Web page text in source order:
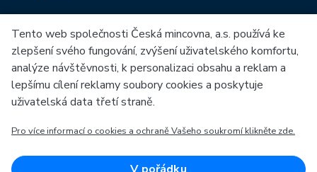
Mezi naše partnery patří:
Evropská unie
OP Podnikání a inovace pro konkurenceschopnost
Tento web společnosti Česká mincovna, a.s. používá ke
zlepšení svého fungování, zvýšení uživatelského komfortu,
analýze návštěvnosti, k personalizaci obsahu a reklam a
lepšímu cílení reklamy soubory cookies a poskytuje
uživatelská data třetí straně.
Pro více informací o cookies a ochraně Vašeho soukromí klikněte zde.